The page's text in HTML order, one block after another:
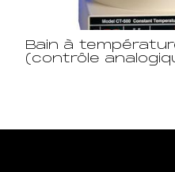
Bain à
(contrôle